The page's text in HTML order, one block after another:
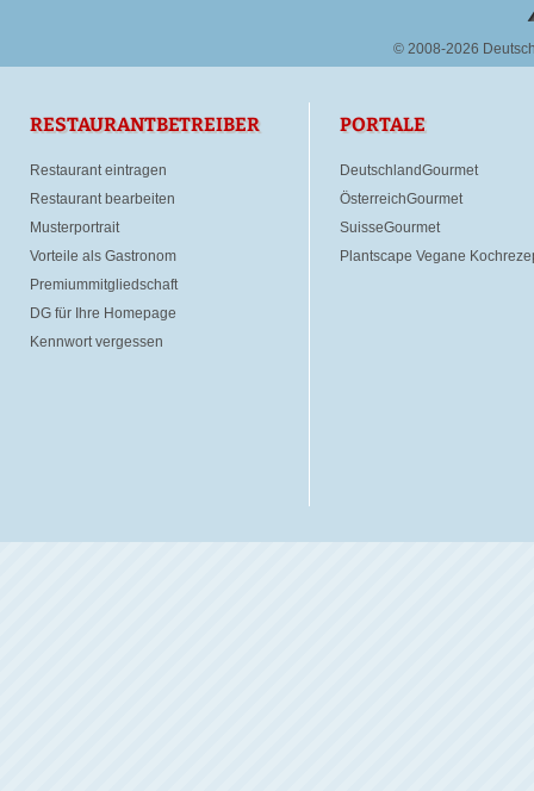
© 2008-2026
RESTAURANTBETREIBER
Restaurant eintragen
Restaurant bearbeiten
Musterportrait
Vorteile als Gastronom
Premiummitgliedschaft
DG für Ihre Homepage
Kennwort vergessen
PORTALE
DeutschlandGourmet
ÖsterreichGourmet
SuisseGourmet
Plantscape Vegane